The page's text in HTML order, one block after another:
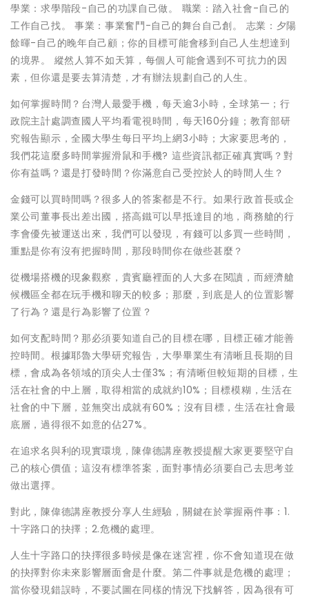
學業：求學階段-自己的功課自己做。 職業：踏入社會-自己的
工作自己找。 事業：事業奮鬥-自己的舞台自己創。 志業：夕陽
餘暉-自己的晚年自己顧；你的目標可能會移到自己人生想達到
的境界。 縱然人算不如天算，每個人可能會遇到不可抗力的因
素，但你還是要去算清楚，才有辦法規劃自己的人生。
如何掌握時間？台灣人最愛手機，每天逾3小時，全球第一；行
政院主計處調查國人平均看電視時間，每天160分鐘；教育部研
究報告顯示，全國大學生每日平均上網3小時；大家要思考的，
我們花這麼多時間掌握滑鼠和手機? 這些資訊都正確真實嗎？對
你有益嗎？還是打發時間？你滿意自己受控於人的時間人生？
金錢可以買時間嗎？很多人的答案都是不行。如果行政首長或企
業公司董事長出差出國，搭高鐵可以早抵達目的地，商務艙的行
李會優先被運送出來，我們可以發現，有錢可以多買一些時間，
重點是你有沒有把握時間，那段時間你在做些甚麼？
從機場搭機的現象觀察，貴賓廳裡面的人大多在閱讀，而經濟艙
候機區全都在玩手機和聊天的較多；那麼，到底是人的位置影響
了行為？還是行為影響了位置？
如何支配時間？那必須要知道自己的目標在哪，目標正確才能善
控時間。根據耶魯大學研究報告，大學畢業生有清晰且長期的目
標，會成為各領域的頂尖人士僅3%；有清晰但較短期的目標，生
活在社會的中上層，取得相當的成就約10%；目標模糊，生活在
社會的中下層，並無突出成就有60%；沒有目標，生活在社會最
底層，過得很不如意的佔27%。
在追求名與利的現實環境，陳偉德講座教授提醒大家更要堅守自
己的核心價值；這沒有標準答案，面對事情必須要自己去思考並
做出選擇。
對此，陳偉德講座教授分享人生經驗，關鍵在於掌握兩件事：1.
十字路口的抉擇；2.危機的處理。
人生十字路口的抉擇很多時候是像在迷宮裡，你不會知道現在做
的抉擇對你未來影響層面會是什麼。第二件事就是危機的處理；
當你發現錯誤時，不要試圖在同樣的情況下找解答，因為很有可